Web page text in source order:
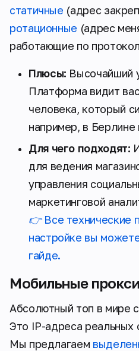
статичные (адрес
ротационные (адрес
работающие по
Плюсы: Высочайший
Платформа видит
человека, который
например, в
Для чего подходят:
для ведения
управления
маркетинговой
👉 Все технические
настройке вы
гайде.
Мобильные
Абсолютный топ в мире
Это IP-адреса реальных
Мы предлагаем